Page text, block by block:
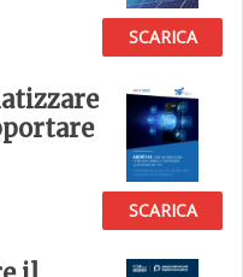
SCARICA
SCARICA